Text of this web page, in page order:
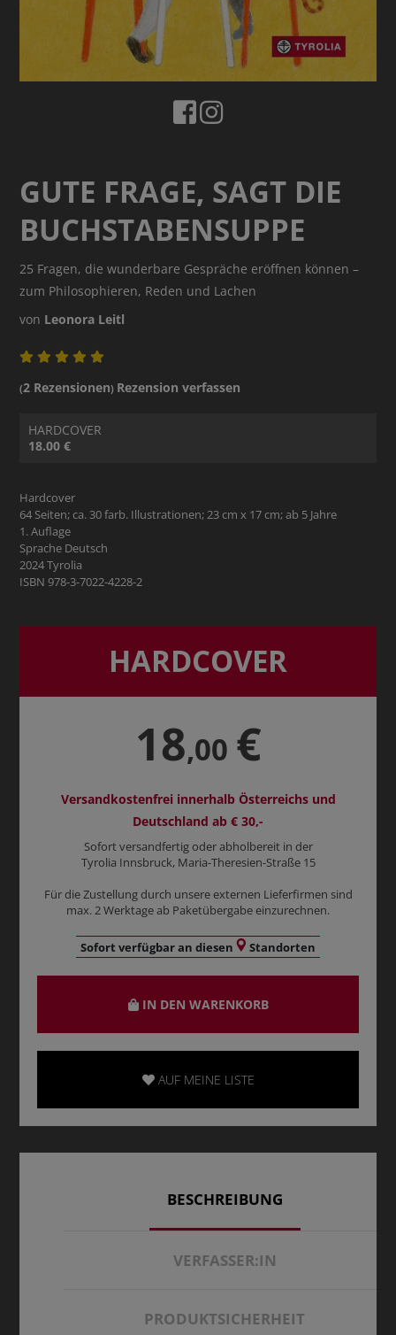
GUTE FRAGE, SAGT DIE
BUCHSTABENSUPPE
25 Fragen, die wunderbare Gespräche eröffnen können –
zum Philosophieren, Reden und Lachen
von Leonora Leitl
(2 Rezensionen) Rezension verfassen
HARDCOVER
18.00 €
Hardcover
64 Seiten; ca. 30 farb. Illustrationen; 23 cm x 17 cm; ab 5 Jahre
1. Auflage
Sprache Deutsch
2024 Tyrolia
ISBN 978-3-7022-4228-2
HARDCOVER
18,00 €
Versandkostenfrei innerhalb Österreichs und
Deutschland ab € 30,-
Sofort versandfertig oder abholbereit in der
Tyrolia Innsbruck, Maria-Theresien-Straße 15
Für die Zustellung durch unsere externen Lieferfirmen sind
max. 2 Werktage ab Paketübergabe einzurechnen.
Sofort verfügbar an diesen Standorten
IN DEN WARENKORB
AUF MEINE LISTE
BESCHREIBUNG
VERFASSER:IN
PRODUKTSICHERHEIT